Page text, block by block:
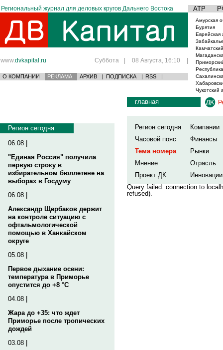
Региональный журнал для деловых кругов Дальнего Востока АТР
www.dvkapital.ru Суббота | 08 Августа, 16:10 |
О КОМПАНИИ РЕКЛАМА АРХИВ | ПОДПИСКА | RSS |
Амурская
Бурятия
Еврейская
Чукотский
Регион сегодня
06.08 |
"Единая Россия" получила
первую строку в
избирательном бюллетене на
выборах в Госдуму
06.08 |
Александр Щербаков держит
на контроле ситуацию с
офтальмологической
помощью в Ханкайском
округе
05.08 |
Первое дыхание осени:
температура в Приморье
опустится до +8 °C
04.08 |
Жара до +35: что ждет
Приморье после тропических
дождей
03.08 |
главная
Регион сегодня
Компании
Часовой пояс
Финансы
Тема номера
Рынки
Мнение
Отрасль
Проект ДК
Инновации
Query failed: connection to
refused).